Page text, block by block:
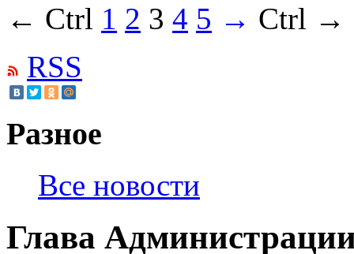
← Ctrl 1 2 3 4 5 → Ctrl →
RSS
Разное
Все новости
Глава